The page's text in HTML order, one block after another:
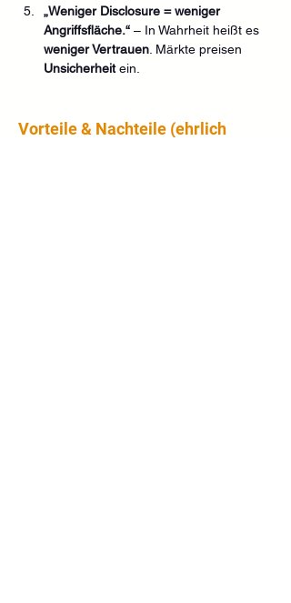
„Weniger Disclosure = weniger
Angriffsfläche.“ – In Wahrheit heißt es
weniger Vertrauen . Märkte preisen
Unsicherheit ein.
Vorteile & Nachteile (ehrlich